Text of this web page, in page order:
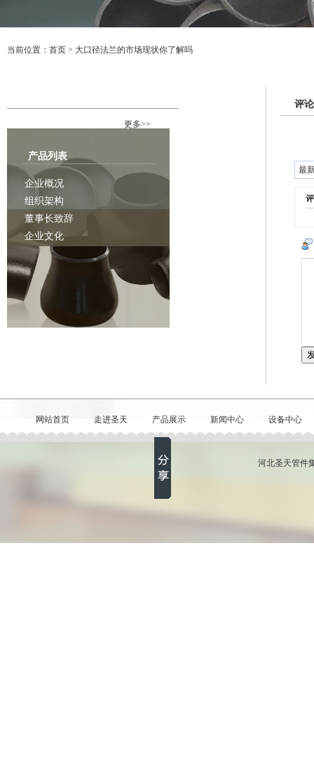
当前位置： 首页 > 大口径法兰的市场现状你了解吗
更多>>
产品列表
企业概况
组织架构
董事长致辞
企业文化
评
最
网站首页 走进圣天 产品展示 新闻中心 设备中心
河北圣天管件